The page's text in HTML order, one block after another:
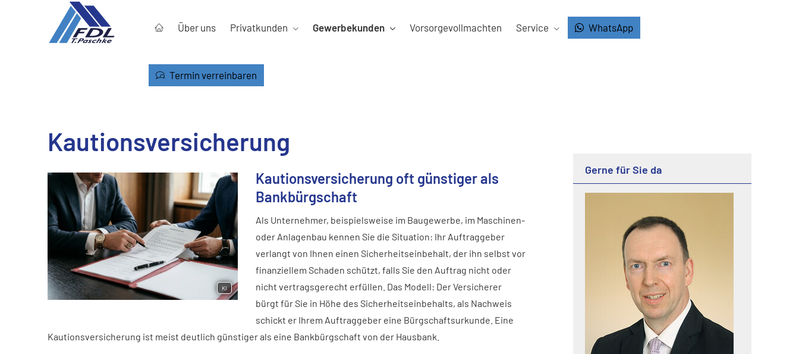
Über uns Privatkunden Gewerbekunden Vorsorgevollmachten Service WhatsApp
Termin verreinbaren
Gerne für Sie da
Kautionsversicherung
KI
Kautionsversicherung oft günstiger als
Bankbürgschaft
Als Unternehmer, beispielsweise im Baugewerbe, im Maschinen-
oder Anlagenbau kennen Sie die Situation: Ihr Auftraggeber
verlangt von Ihnen einen Sicherheitseinbehalt, der ihn selbst vor
finanziellem Schaden schützt, falls Sie den Auftrag nicht oder
nicht vertragsgerecht erfüllen. Das Modell: Der Versicherer
bürgt für Sie in Höhe des Sicherheitseinbehalts, als Nachweis
schickt er Ihrem Auftraggeber eine Bürgschaftsurkunde. Eine
Kautionsversicherung ist meist deutlich günstiger als eine Bankbürgschaft von der Hausbank.